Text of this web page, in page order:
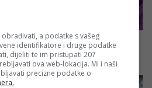
a podatke s vašeg
identifikatore i druge podatke
dijeliti te im pristupati 207
ova web-lokacija. Mi i naši
precizne podatke o